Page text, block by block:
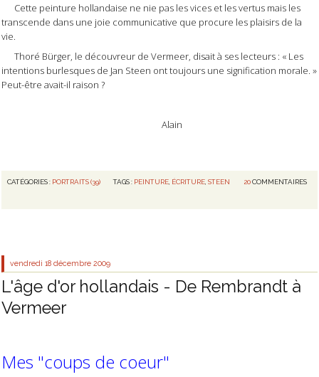
Cette peinture hollandaise ne nie pas les vices et les vertus mais les
transcende dans une joie communicative que procure les plaisirs de la
vie.
Thoré Bürger, le découvreur de Vermeer, disait à ses lecteurs : « Les
intentions burlesques de Jan Steen ont toujours une signification morale. »
Peut-être avait-il raison ?
Alain
CATÉGORIES : PORTRAITS (39) TAGS : PEINTURE ÉCRITURE ,STEEN 20 COMMENTAIRES
vendredi 18 décembre 2009
L'âge d'or hollandais - De Rembrandt à
Vermeer
Mes "coups de coeur"